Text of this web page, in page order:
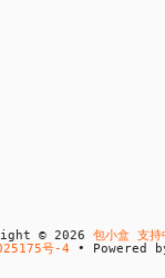
© 2026 包小盒 支持
号-4 • Powered